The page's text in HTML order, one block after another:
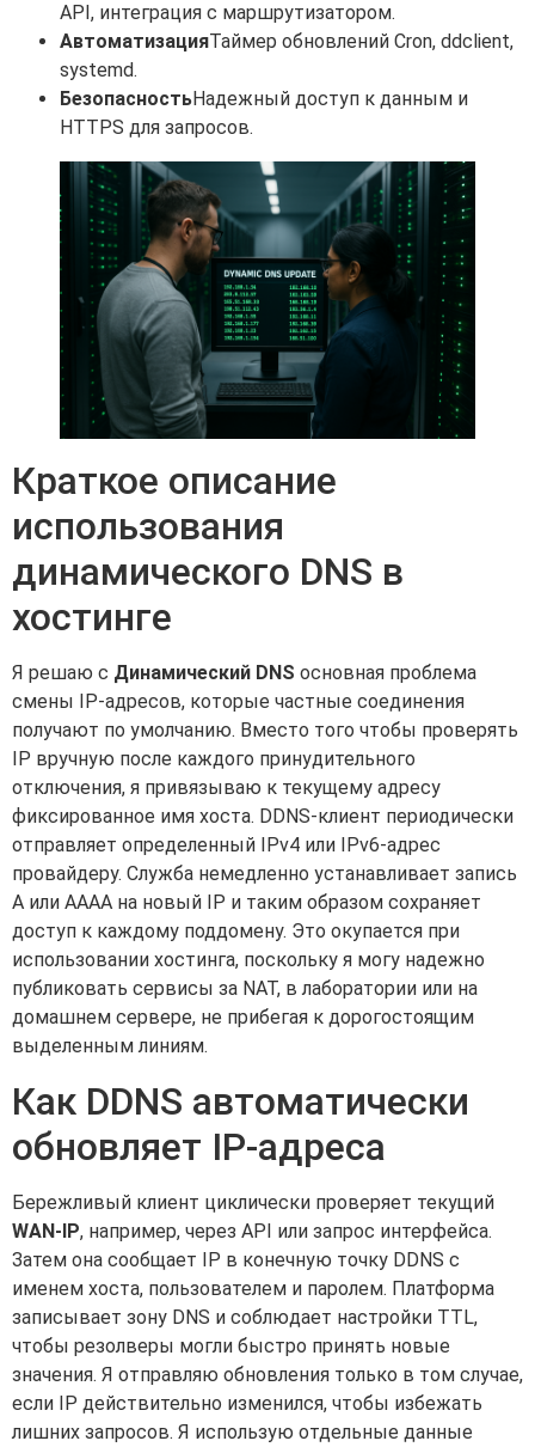
API, интеграция с маршрутизатором.
АвтоматизацияТаймер обновлений Cron, ddclient,
systemd.
БезопасностьНадежный доступ к данным и
HTTPS для запросов.
Краткое описание
использования
динамического DNS в
хостинге
Я решаю с Динамический DNS основная проблема
смены IP-адресов, которые частные соединения
получают по умолчанию. Вместо того чтобы проверять
IP вручную после каждого принудительного
отключения, я привязываю к текущему адресу
фиксированное имя хоста. DDNS-клиент периодически
отправляет определенный IPv4 или IPv6-адрес
провайдеру. Служба немедленно устанавливает запись
A или AAAA на новый IP и таким образом сохраняет
доступ к каждому поддомену. Это окупается при
использовании хостинга, поскольку я могу надежно
публиковать сервисы за NAT, в лаборатории или на
домашнем сервере, не прибегая к дорогостоящим
выделенным линиям.
Как DDNS автоматически
обновляет IP-адреса
Бережливый клиент циклически проверяет текущий
WAN-IP, например, через API или запрос интерфейса.
Затем она сообщает IP в конечную точку DDNS с
именем хоста, пользователем и паролем. Платформа
записывает зону DNS и соблюдает настройки TTL,
чтобы резолверы могли быстро принять новые
значения. Я отправляю обновления только в том случае,
если IP действительно изменился, чтобы избежать
лишних запросов. Я использую отдельные данные